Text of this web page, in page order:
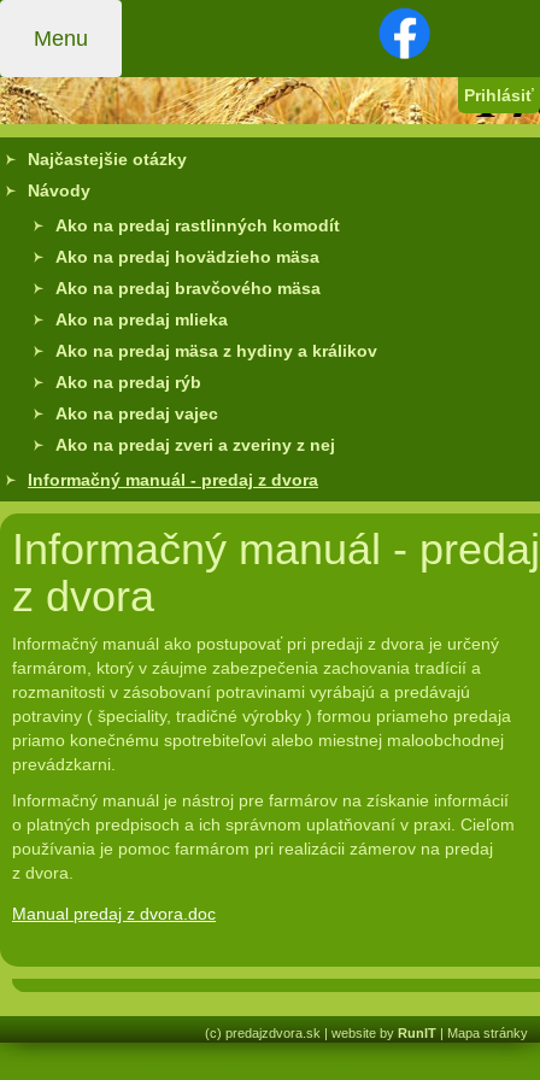
Menu
Prihlásiť
Najčastejšie otázky
Návody
Ako na predaj rastlinných komodít
Ako na predaj hovädzieho mäsa
Ako na predaj bravčového mäsa
Ako na predaj mlieka
Ako na predaj mäsa z hydiny a králikov
Ako na predaj rýb
Ako na predaj vajec
Ako na predaj zveri a zveriny z nej
Informačný manuál - predaj z dvora
Informačný manuál - predaj
z dvora
Informačný manuál ako postupovať pri predaji z dvora je určený
farmárom, ktorý v záujme zabezpečenia zachovania tradícií a
rozmanitosti v zásobovaní potravinami vyrábajú a predávajú
potraviny ( špeciality, tradičné výrobky ) formou priameho predaja
priamo konečnému spotrebiteľovi alebo miestnej maloobchodnej
prevádzkarni.
Informačný manuál je nástroj pre farmárov na získanie informácií
o platných predpisoch a ich správnom uplatňovaní v praxi. Cieľom
používania je pomoc farmárom pri realizácii zámerov na predaj
z dvora.
Manual predaj z dvora.doc
(c) predajzdvora.sk | website by RunIT | Mapa stránky